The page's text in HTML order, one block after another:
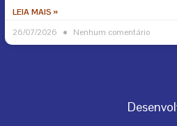
LEIA MAIS »
26/07/2026
Nenhum comentário